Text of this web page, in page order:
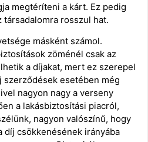
megtéríteni a kárt. Ez pedig
rosszul hat.
másként számol.
zöménél csak az
a díjakat, mert ez szerepel
szerződések esetében még
nagyon nagy a verseny
a lakásbiztosítási piacról,
nagyon valószínű, hogy
díj csökkenésének irányába